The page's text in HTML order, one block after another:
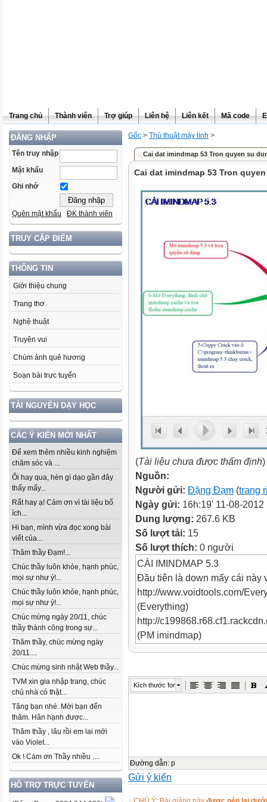
Trang chủ Thành viên Trợ giúp Liên hệ Liên kết Mã code
ĐĂNG NHẬP
Tên truy nhập
Mật khẩu
Ghi nhớ
Quên mật khẩu ĐK thành viên
TRUY CẬP ĐIỂM
THÔNG TIN
Giới thiệu chung
Trang thơ
Nghệ thuật
Truyện vui
Chùm ảnh quê hương
Soạn bài trực tuyến
TÀI NGUYÊN DẠY HỌC
CÁC Ý KIẾN MỚI NHẤT
Để xem thêm nhiều kinh nghiệm
chăm sóc và ...
Ôi hay qua, hèn gì dạo gần đây
thấy mấy...
Rất hay ạ! Cảm ơn vì tài liệu bổ
ích...
Hi bạn, mình vừa đọc xong bài
viết của...
Thăm thầy Đạm!...
Chúc thầy luôn khỏe, hạnh phúc,
mọi sự như ý!...
Chúc thầy luôn khỏe, hạnh phúc,
mọi sự như ý!...
Chúc mừng ngày 20/11, chúc
thầy thành công trong sự...
Thăm thầy, chúc mừng ngày
20/11....
Chúc mừng sinh nhật Web thầy...
TVM xin gia nhập trang, chúc
chủ nhà có thật...
Tặng bạn nhé. Mời bạn đến
thăm. Hân hạnh được...
Thăm thầy , lâu rồi em lai mới
vào Violet...
Ok ! Cám ơn Thầy nhiều ....
HỖ TRỢ TRỰC TUYẾN
Gốc > Thủ thuật máy tính >
Cai dat imindmap 53 Tron quyen su
Cai dat imindmap 53 Tron
(Tài liệu chưa được thẩm định)
Nguồn:
Người gửi: Đặng Đạm (trang
Ngày gửi: 16h:19' 11-08-2012
Dung lượng: 267.6 KB
Số lượt tải: 15
Số lượt thích: 0 người
CÀI IMINDMAP 5.3
Đầu tiên là down mấy cái này
http://www.voidtools.com/
(Everything)
http://
(PM imindmap)
http://lebinh72qn.violet.vn/
Phần mềm :YourUnintall
.thinkbuzan và xóa tất cả
khóa trên
Kích thước font
Đường dẫn: p
Gửi ý kiến